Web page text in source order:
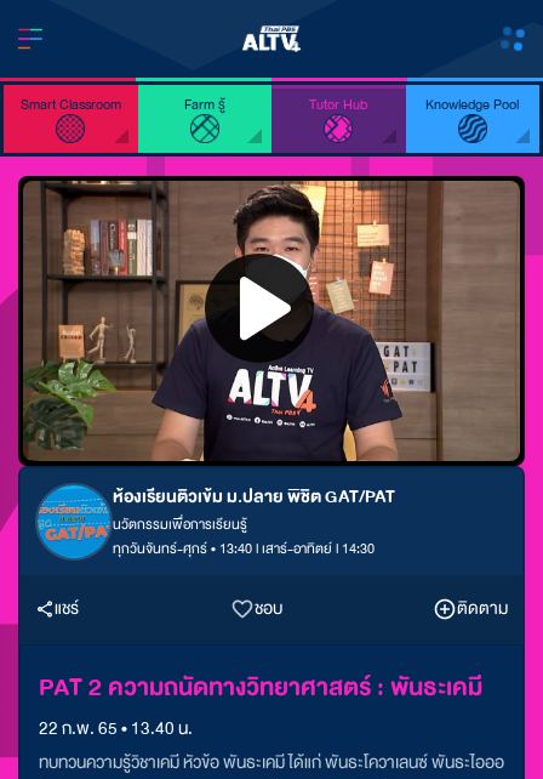
Smart Classroom Farm รู้ Tutor Hub Knowledge Pool
ห้องเรียนติวเข้ม ม.ปลาย พิชิต GAT/PAT
นวัตกรรมเพื่อการเรียนรู้
ทุกวันจันทร์-ศุกร์ • 13:40 l เสาร์-อาทิตย์ l 14:30
แชร์ ชอบ ติดตาม
PAT 2 ความถนัดทางวิทยาศาสตร์ : พันธะเคมี
22 ก.พ. 65 • 13.40 น.
ทบทวนความรู้วิชาเคมี หัวข้อ พันธะเคมี ได้แก่ พันธะโควาเลนซ์ พันธะไอออ